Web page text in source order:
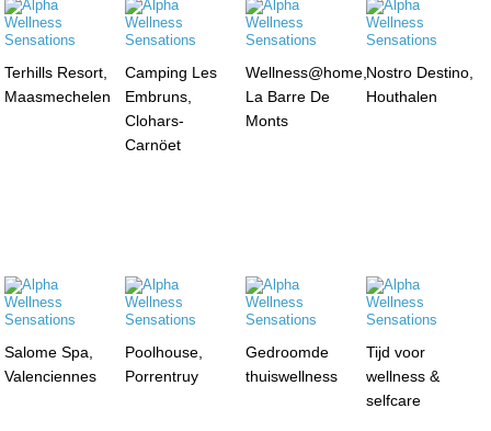
Terhills Resort,
Maasmechelen
Camping Les
Embruns,
Clohars-
Carnöet
Wellness@home,
La Barre De
Monts
Nostro Destino,
Houthalen
Salome Spa,
Valenciennes
Poolhouse,
Porrentruy
Gedroomde
thuiswellness
Tijd voor
wellness &
selfcare